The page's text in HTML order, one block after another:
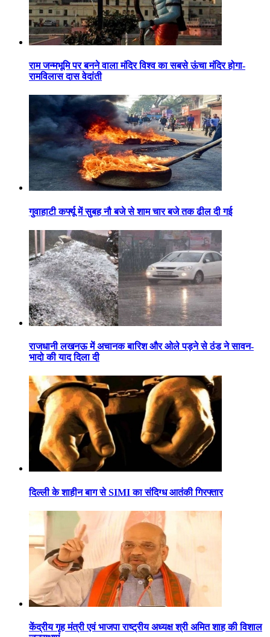
राम जन्मभूमि पर बनने वाला मंदिर विश्व का सबसे ऊंचा मंदिर होगा-
रामविलास दास वेदांती
गुवाहाटी कर्फ्यू में सुबह नौ बजे से शाम चार बजे तक ढील दी गई
राजधानी लखनऊ में अचानक बारिश और ओले पड़ने से ठंड ने सावन-
भादो की याद दिला दी
दिल्ली के शाहीन बाग से SIMI का संदिग्ध आतंकी गिरफ्तार
केंद्रीय गृह मंत्री एवं भाजपा राष्ट्रीय अध्यक्ष श्री अमित शाह की विशाल